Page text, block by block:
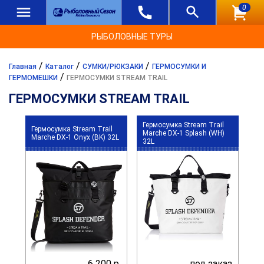
0
РЫБОЛОВНЫЕ ТУРЫ
Главная / Каталог / СУМКИ/РЮКЗАКИ / ГЕРМОСУМКИ И
ГЕРМОМЕШКИ / ГЕРМОСУМКИ STREAM TRAIL
ГЕРМОСУМКИ STREAM TRAIL
Гермосумка Stream Trail
Marche DX-1 Onyx (BK) 32L
Гермосумка Stream Trail
Marche DX-1 Splash (WH)
32L